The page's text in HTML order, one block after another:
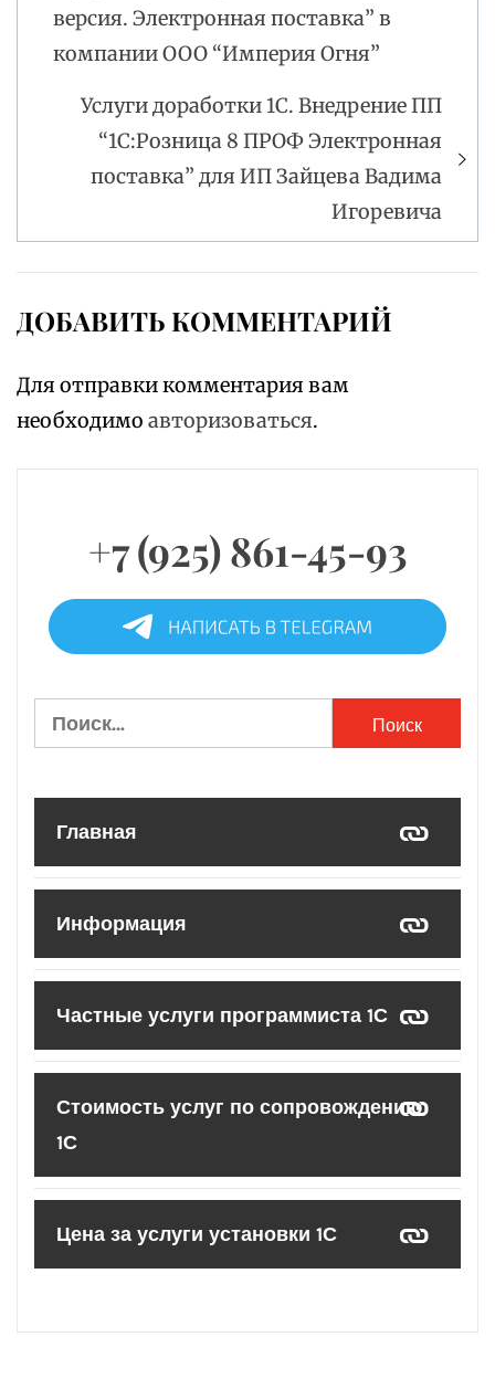
версия. Электронная поставка” в
компании ООО “Империя Огня”
Услуги доработки 1С. Внедрение ПП
“1С:Розница 8 ПРОФ Электронная
поставка” для ИП Зайцева Вадима
Игоревича
ДОБАВИТЬ КОММЕНТАРИЙ
Для отправки комментария вам
необходимо авторизоваться.
+7 (925) 861-45-93
Найти:
Главная
Информация
Частные услуги программиста 1С
Стоимость услуг по сопровождению
1С
Цена за услуги установки 1С